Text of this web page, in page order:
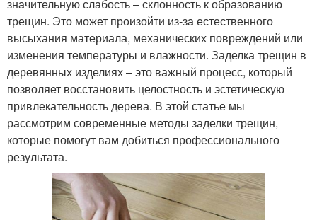
значительную слабость – склонность к образованию
трещин. Это может произойти из-за естественного
высыхания материала, механических повреждений или
изменения температуры и влажности. Заделка трещин в
деревянных изделиях – это важный процесс, который
позволяет восстановить целостность и эстетическую
привлекательность дерева. В этой статье мы
рассмотрим современные методы заделки трещин,
которые помогут вам добиться профессионального
результата.